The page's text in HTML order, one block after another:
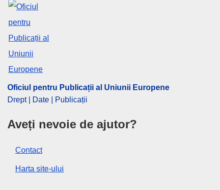
CELEX : C/2025/00817
ELI :
OJ : C_202500817
IMMC : P9_CR(2024)01-25
pdfa2a
Oficiul pentru Publicații al Uniunii Europene
Drept | Date | Publicații
Aveți nevoie de ajutor?
Contact
Harta site-ului